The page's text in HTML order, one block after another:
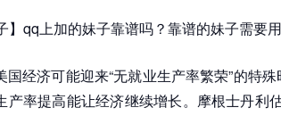
】qq上加的妹子靠谱吗？靠谱的妹子需要用
国经济可能迎来“无就业生产率繁荣”的特
产率提高能让经济继续增长。摩根士丹利